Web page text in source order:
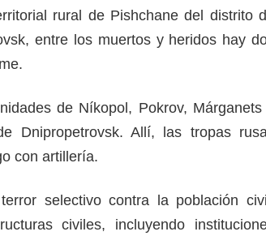
rural de Pishchane del distrito
entre los muertos y heridos hay
de Níkopol, Pokrov, Márganets
Dnipropetrovsk. Allí, las tropas
con artillería.
selectivo contra la población
civiles, incluyendo